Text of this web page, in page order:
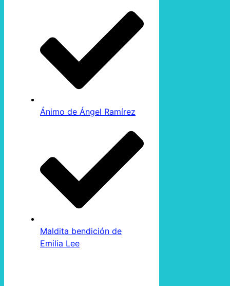
Ánimo de Ángel Ramírez
Maldita bendición de
Emilia Lee